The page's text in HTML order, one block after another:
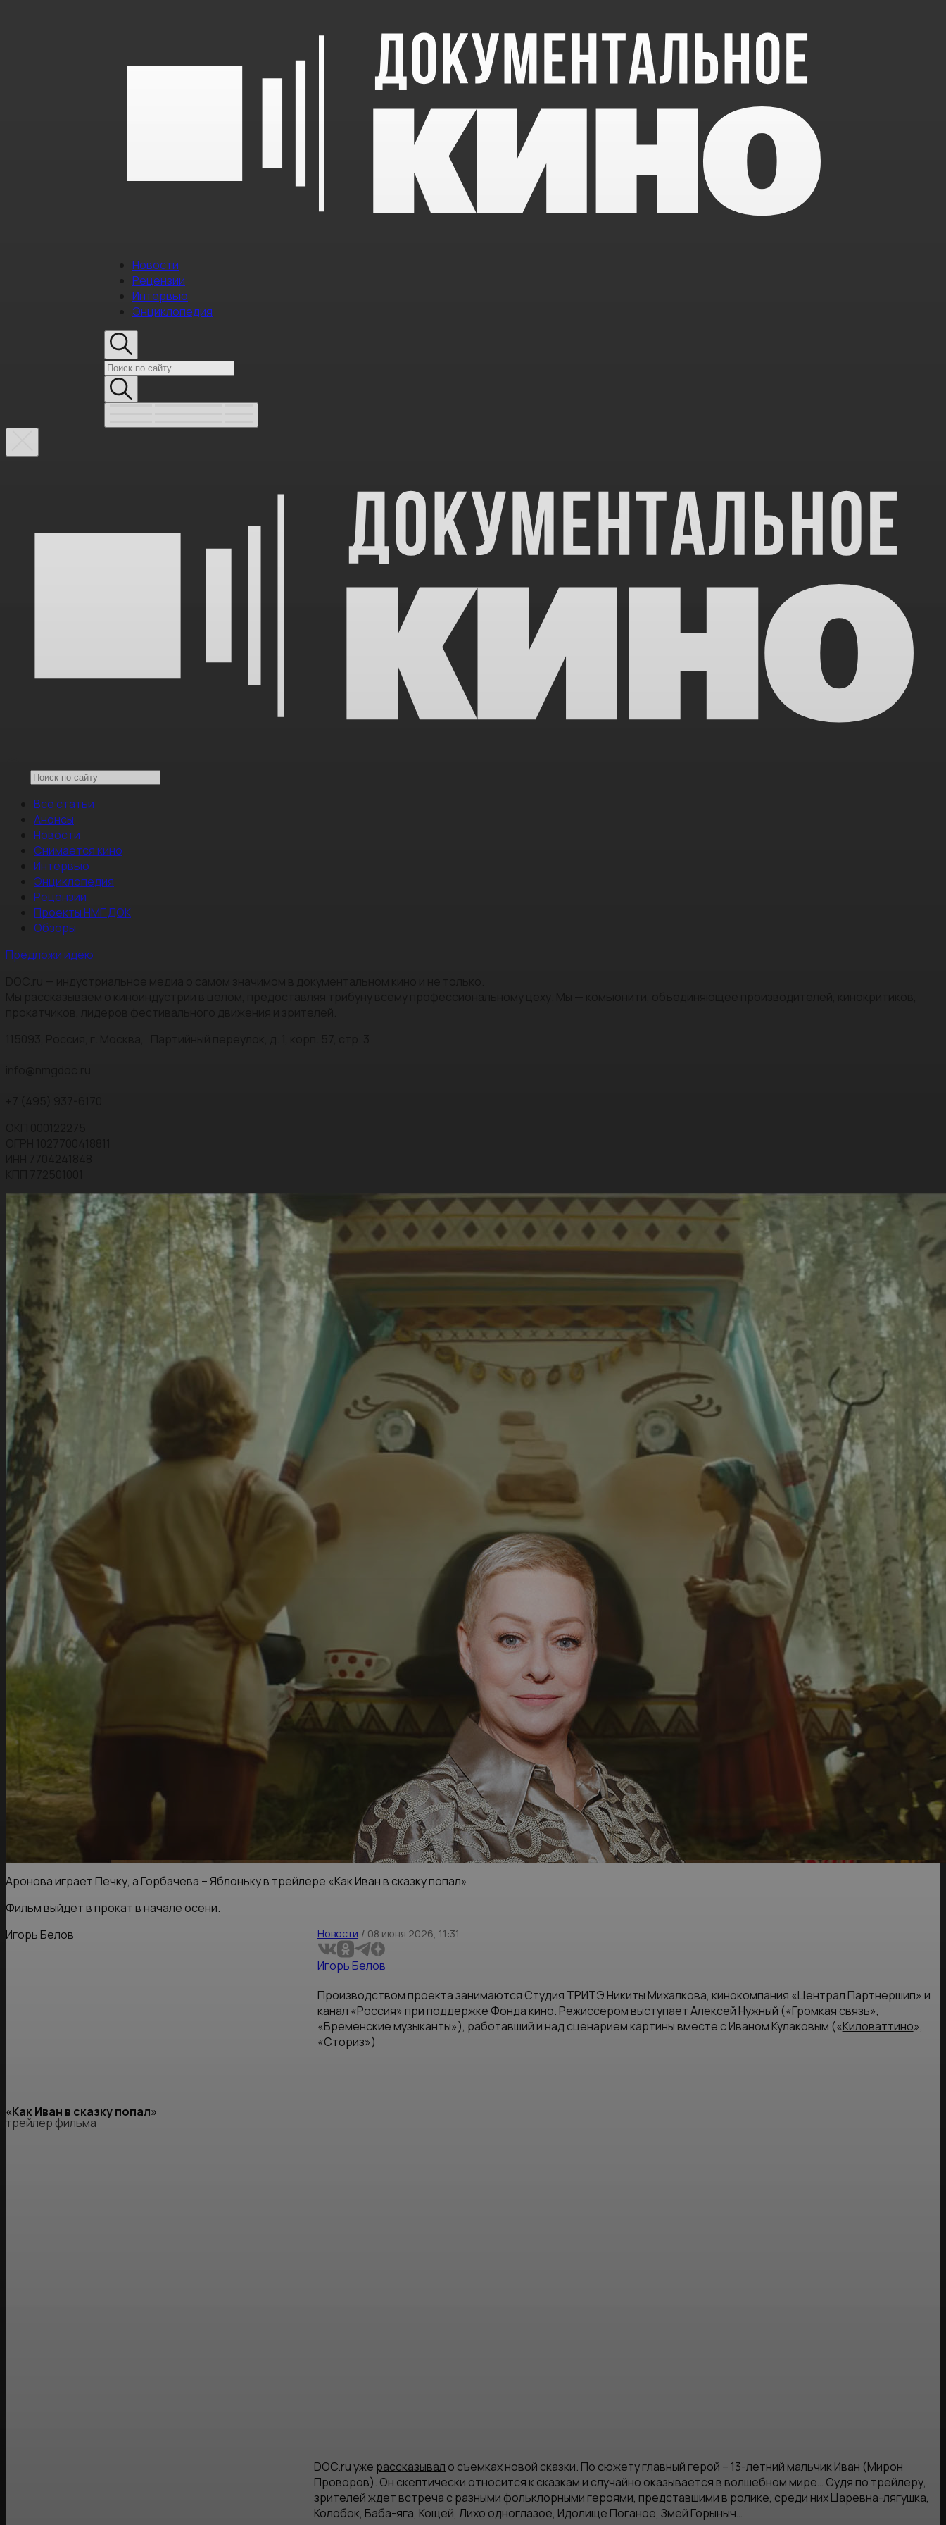
Новости
Рецензии
Интервью
Энциклопедия
Все статьи
Анонсы
Новости
Снимается кино
Интервью
Энциклопедия
Рецензии
Проекты НМГ ДОК
Обзоры
Предложи идею
Аронова играет Печку, а Горбачева – Яблоньку в трейлере «Как Иван в сказку попал»
Фильм выйдет в прокат в начале осени.
Игорь Белов
Новости / 08 июня 2026, 11:31
Игорь Белов
Производством проекта занимаются Студия ТРИТЭ Никиты Михалкова, кинокомпания «Централ Партнершип» и
канал «Россия» при поддержке Фонда кино. Режиссером выступает Алексей Нужный («Громкая связь»,
«Бременские музыканты»), работавший и над сценарием картины вместе с Иваном Кулаковым («Киловаттино»,
«Сториз»)
«Как Иван в сказку попал»
трейлер фильма
DOC.ru уже рассказывал о съемках новой сказки. По сюжету главный герой – 13-летний мальчик Иван (Мирон
Проворов). Он скептически относится к сказкам и случайно оказывается в волшебном мире… Судя по трейлеру,
зрителей ждет встреча с разными фольклорными героями, представшими в ролике, среди них Царевна-лягушка,
Колобок, Баба-яга, Кощей, Лихо одноглазое, Идолище Поганое, Змей Горыныч…